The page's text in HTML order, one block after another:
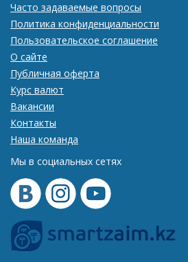
Часто задаваемые вопросы
Политика конфиденциальности
Пользовательское соглашение
О сайте
Публичная оферта
Курс валют
Вакансии
Контакты
Наша команда
Мы в социальных сетях